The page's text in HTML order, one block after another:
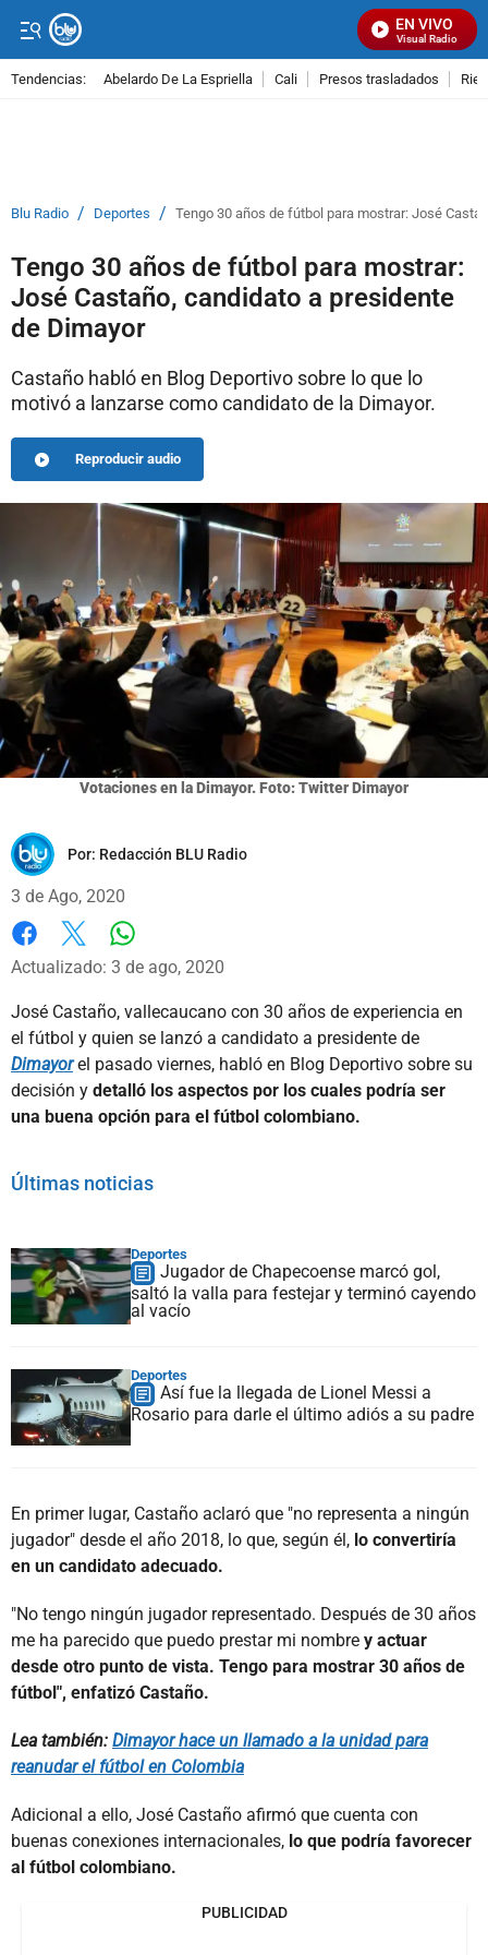
EN VIVO
Señal Visual Radio
Tendencias: Abelardo De La Espriella Cali Presos trasladados
Blu Radio / Deportes / Tengo 30 años de fútbol para mostrar: José
Tengo 30 años de fútbol para mostrar:
José Castaño, candidato a presidente
de Dimayor
Castaño habló en Blog Deportivo sobre lo que lo
motivó a lanzarse como candidato de la Dimayor.
Reproducir audio
Votaciones en la Dimayor. Foto: Twitter Dimayor
Por: Redacción BLU Radio
3 de Ago, 2020
Facebook
X
Actualizado: 3 de ago, 2020
José Castaño, vallecaucano con 30 años de experiencia en
el fútbol y quien se lanzó a candidato a presidente de
Dimayorel pasado viernes, habló en Blog Deportivo sobre su
decisión y detalló los aspectos por los cuales podría ser
una buena opción para el fútbol colombiano.
Últimas noticias
Deportes
Jugador de Chapecoense marcó gol,
saltó la valla para festejar y terminó cayendo
al vacío
Deportes
Así fue la llegada de Lionel Messi a
Rosario para darle el último adiós a su padre
En primer lugar, Castaño aclaró que "no representa a ningún
jugador" desde el año 2018, lo que, según él, lo convertiría
en un candidato adecuado.
"No tengo ningún jugador representado. Después de 30 años
me ha parecido que puedo prestar mi nombre y actuar
desde otro punto de vista. Tengo para mostrar 30 años de
fútbol", enfatizó Castaño.
Lea también: Dimayor hace un llamado a la unidad para
reanudar el fútbol en Colombia
Adicional a ello, José Castaño afirmó que cuenta con
buenas conexiones internacionales, lo que podría favorecer
al fútbol colombiano.
PUBLICIDAD